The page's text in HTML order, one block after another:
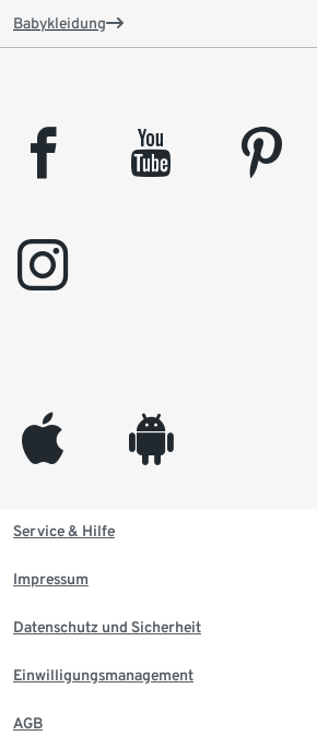
Babykleidung
facebook youtube pinterest
instagram
appleinc android
Service & Hilfe
Impressum
Datenschutz und Sicherheit
Einwilligungsmanagement
AGB